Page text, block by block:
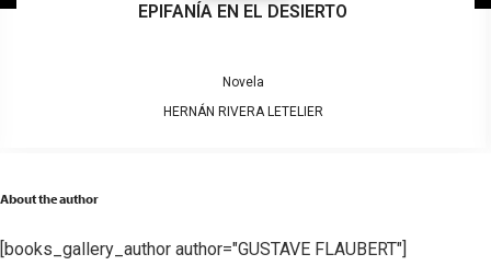
EPIFANÍA EN EL DESIERTO
Novela
HERNÁN RIVERA LETELIER
About the author
[books_gallery_author author="GUSTAVE FLAUBERT"]